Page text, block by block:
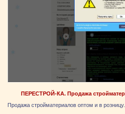
ПЕРЕСТРОЙ-КА. Продажа
Продажа стройматериалов оптом и в розницу.